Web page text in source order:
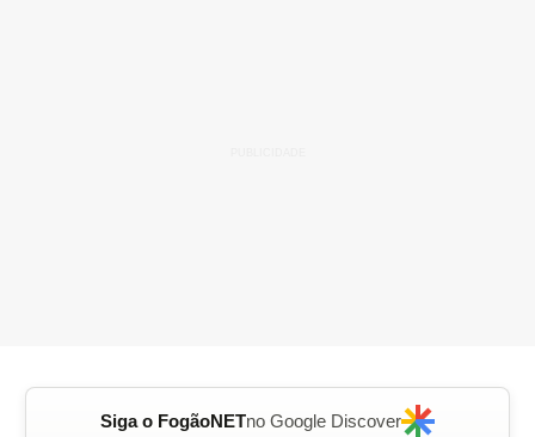
Siga o FogãoNETno Google Discover